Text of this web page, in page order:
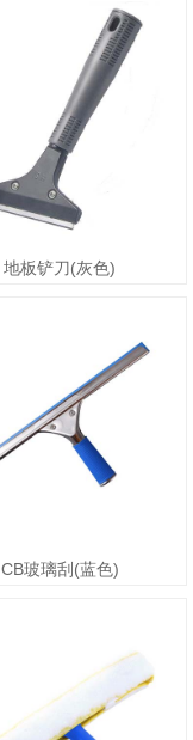
地板铲刀(灰色)
CB玻璃刮(蓝色)